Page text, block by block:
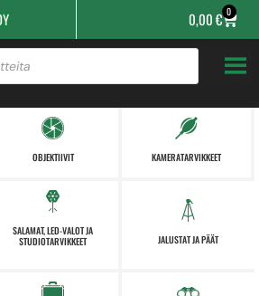
0,00€ 0
OBJEKTIIVIT KAMERATARVIKKEET
SALAMAT, LED-VALOT JA
STUDIOTARVIKKEET
JALUSTAT JA PÄÄT